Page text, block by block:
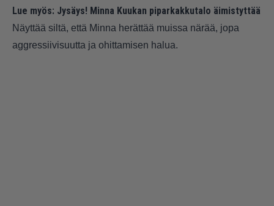
Lue myös: Jysäys! Minna Kuukan piparkakkutalo äimistyttää
Näyttää siltä, että Minna herättää muissa närää, jopa
aggressiivisuutta ja ohittamisen halua.